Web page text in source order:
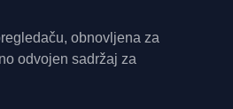
obnovljena za
odvojen sadržaj za